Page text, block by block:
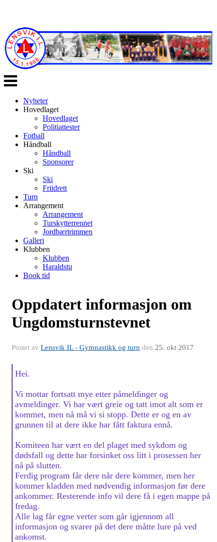
Veksle
navigasjon
Nyheter
Hovedlaget
Hovedlaget
Politiattester
Fotball
Håndball
Håndball
Sponsorer
Ski
Ski
Friidrett
Turn
Arrangement
Arrangement
Turskytterrennet
Jordbærtrimmen
Galleri
Klubben
Klubben
Haraldstu
Book tid
Oppdatert informasjon om
Ungdomsturnstevnet
Postet av Lensvik IL - Gymnastikk og turn den 25. okt 2017
Hei.
Vi mottar fortsatt mye etter påmeldinger og
avmeldinger. Vi har vært greie og tatt imot alt som er
kommet, men nå må vi si stopp. Dette er og en av
grunnen til at dere ikke har fått faktura ennå.
Komiteen har vært en del plaget med sykdom og
dødsfall og dette har forsinket oss litt i prosessen her
nå på slutten.
Ferdig program får dere når dere kommer, men her
kommer kladden med nødvendig informasjon før dere
ankommer. Resterende info vil dere få i egen mappe på
fredag.
Alle lag får egne verter som går igjennom all
informasjon og svarer på det dere måtte lure på ved
ankomst.